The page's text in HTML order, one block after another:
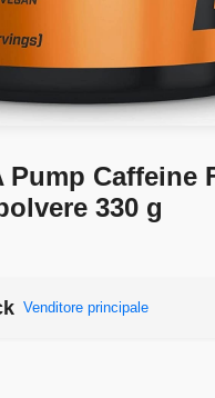
Pump Caffeine
330 g
Venditore principale